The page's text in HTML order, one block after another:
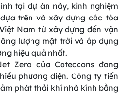
tại dự án này, kinh nghiệm
trên và xây dựng các tòa
Nam từ xây dựng đến vận
lượng mặt trời và áp dụng
hiệu quả nhất.
Zero của Coteccons đang
phương diện. Công ty tiến
phát thải khí nhà kính bằng